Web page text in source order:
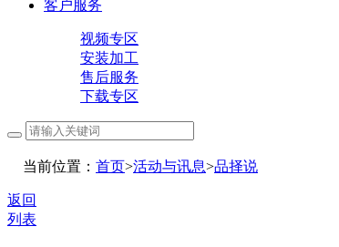
客户服务
视频专区
安装加工
售后服务
下载专区
当前位置： 首页>活动与讯息>品择说
返回
列表